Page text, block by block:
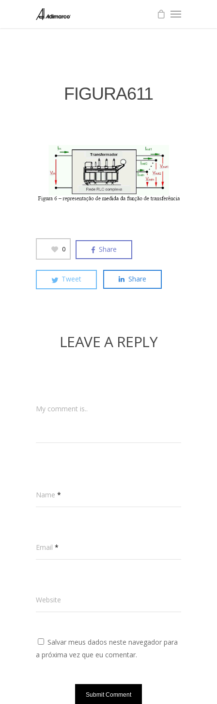
FIGURA611
0 Share
Tweet Share
LEAVE A REPLY
My comment is..
Name *
Email *
Website
Salvar meus dados neste navegador para
a próxima vez que eu comentar.